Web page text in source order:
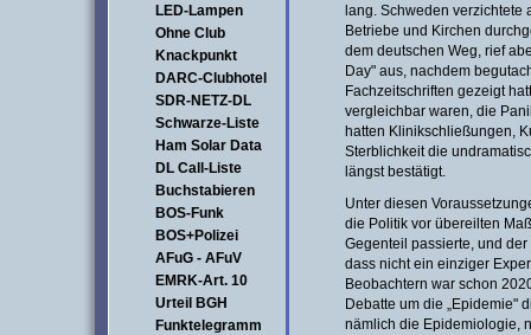
LED-Lampen
Ohne Club
Knackpunkt
DARC-Clubhotel
SDR-NETZ-DL
Schwarze-Liste
Ham Solar Data
DL Call-Liste
Buchstabieren
BOS-Funk
BOS+Polizei
AFuG - AFuV
EMRK-Art. 10
Urteil BGH
Funktelegramm
lang. Schweden verzichtete
Betriebe und Kirchen
dem deutschen Weg, rief
Day" aus, nachdem
Fachzeitschriften gezeigt
vergleichbar waren, die
hatten Klinikschließungen,
Sterblichkeit die
längst bestätigt.
Unter diesen
die Politik vor übereilten
Gegenteil passierte, und
dass nicht ein einziger
Beobachtern war schon
Debatte um die „Epidemie"
nämlich die Epidemiologie,